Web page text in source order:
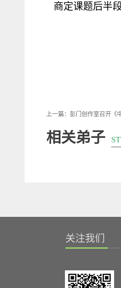
商定课题后半
上一篇： 彭门创作室召开《
相关弟子
关注我们